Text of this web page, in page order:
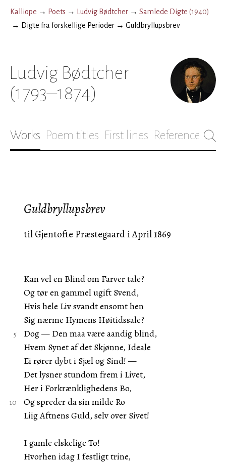
Kalliope → Poets → Ludvig Bødtcher → Samlede Digte (1940)
→ Digte fra forskellige Perioder → Guldbryllupsbrev
Ludvig Bødtcher
(1793–1874)
Works Poem titles First lines References
Guldbryllupsbrev
til Gjentofte Præstegaard i April 1869
Kan vel en Blind om Farver tale?
Og tør en gammel ugift Svend,
Hvis hele Liv svandt ensomt hen
Sig nærme Hymens Høitidssale?
Dog — Den maa være aandig blind,
Hvem Synet af det Skjønne, Ideale
Ei rører dybt i Sjæl og Sind! —
Det lysner stundom frem i Livet,
Her i Forkrænklighedens Bo,
Og spreder da sin milde Ro
Liig Aftnens Guld, selv over Sivet!
I gamle elskelige To!
Hvorhen idag I festligt trine,